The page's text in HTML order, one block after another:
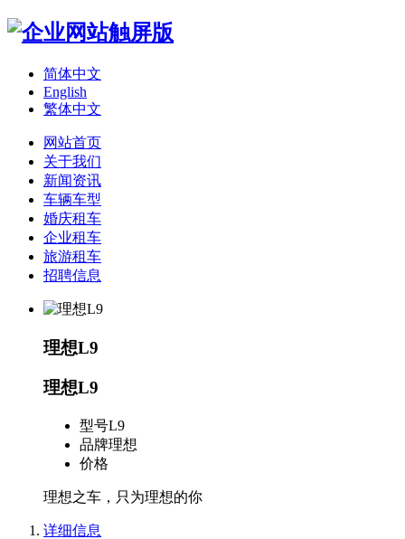
简体中文
English
繁体中文
网站首页
关于我们
新闻资讯
车辆车型
婚庆租车
企业租车
旅游租车
招聘信息
理想L9
理想L9
型号L9
品牌理想
价格
理想之车，只为理想的你
详细信息